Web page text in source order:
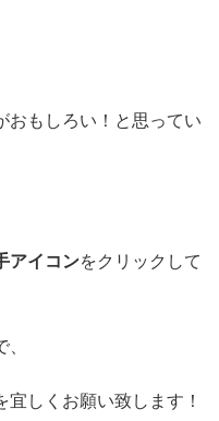
おもしろい！と思ってい
アイコンをクリックして
宜しくお願い致します！